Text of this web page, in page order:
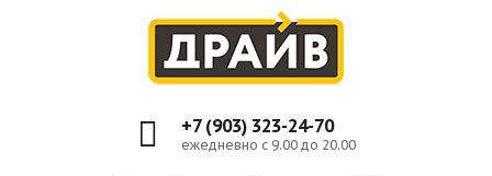
+7 (903) 323-24-70
ежедневно с 9.00 до 20.00